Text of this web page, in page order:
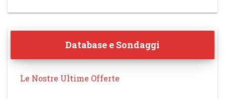
Database e Sondaggi
Le Nostre Ultime Offerte